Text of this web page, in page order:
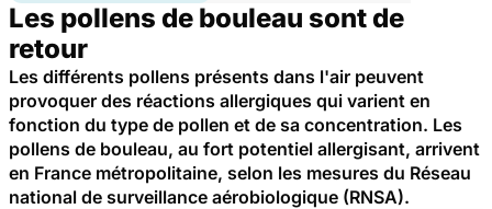
Les pollens de bouleau sont de
retour
Les différents pollens présents dans l'air peuvent
provoquer des réactions allergiques qui varient en
fonction du type de pollen et de sa concentration. Les
pollens de bouleau, au fort potentiel allergisant, arrivent
en France métropolitaine, selon les mesures du Réseau
national de surveillance aérobiologique (RNSA).